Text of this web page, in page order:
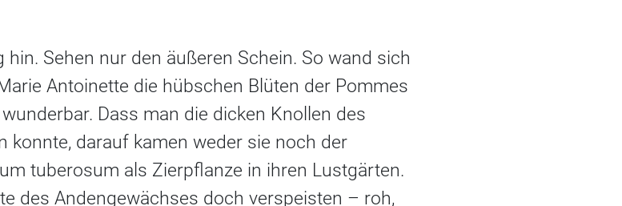
Sehen nur den äußeren Schein. So wand sich
Antoinette die hübschen Blüten der Pommes
Dass man die dicken Knollen des
konnte, darauf kamen weder sie noch der
tuberosum als Zierpflanze in ihren Lustgärten.
des Andengewächses doch verspeisten – roh,